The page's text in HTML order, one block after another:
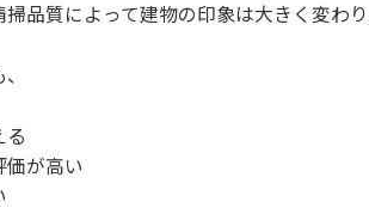
品質によって建物の印象は大きく変わり
る
価が高い